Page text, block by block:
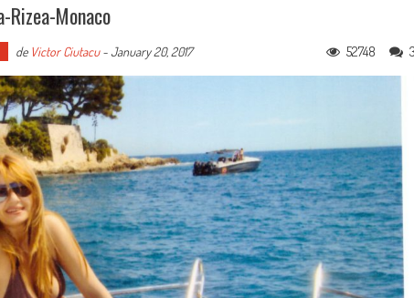
Rizea-Monaco
de Victor Ciutacu-January 20, 2017 52748